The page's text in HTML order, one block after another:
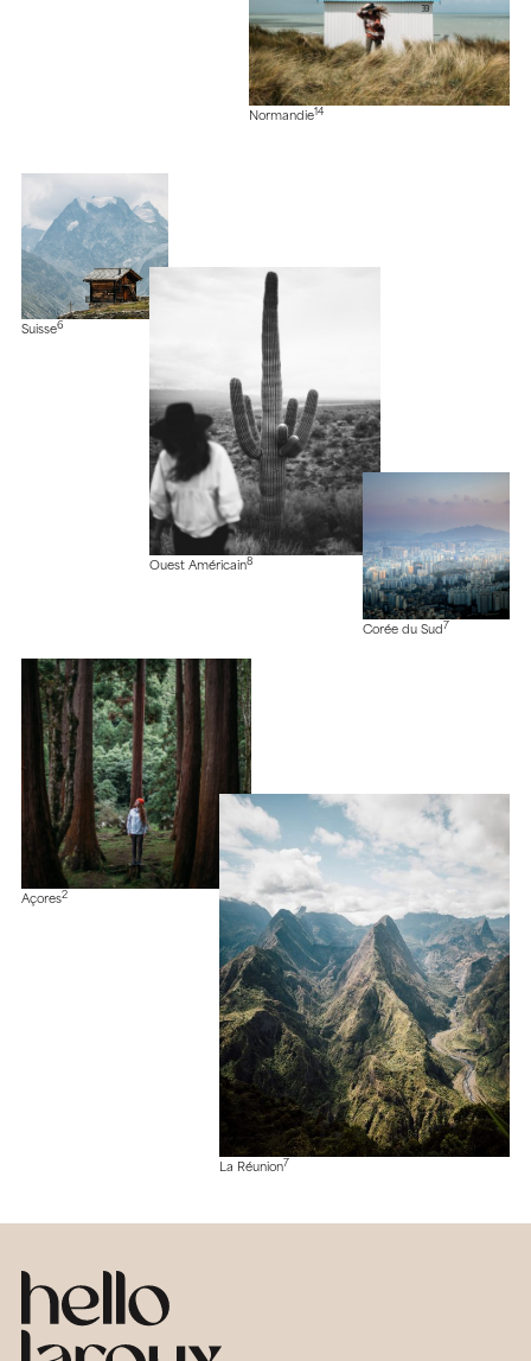
Normandie14
Suisse6
Ouest Américain8
Corée du Sud 7
Açores2
La Réunion7